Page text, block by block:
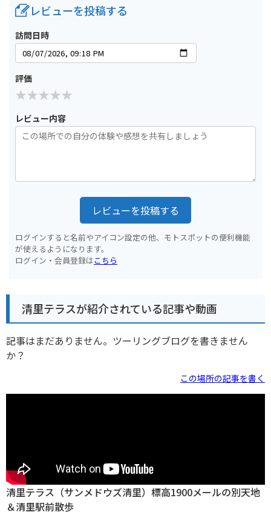
レビューを投稿する
訪問日時
評価
レビュー内容
レビューを投稿する
ログインすると名前やアイコン設定の他、モトスポットの便利機能
が使えるようになります。
ログイン・会員登録はこちら
清里テラスが紹介されている記事や動画
記事はまだありません。ツーリングブログを書きません
か？
この場所の記事を書く
清里テラス（サンメドウズ清里）標高1900メールの別天地
＆清里駅前散歩